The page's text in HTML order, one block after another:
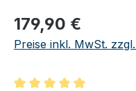
Regulärer Preis:
179,90 €
Preise inkl. MwSt.